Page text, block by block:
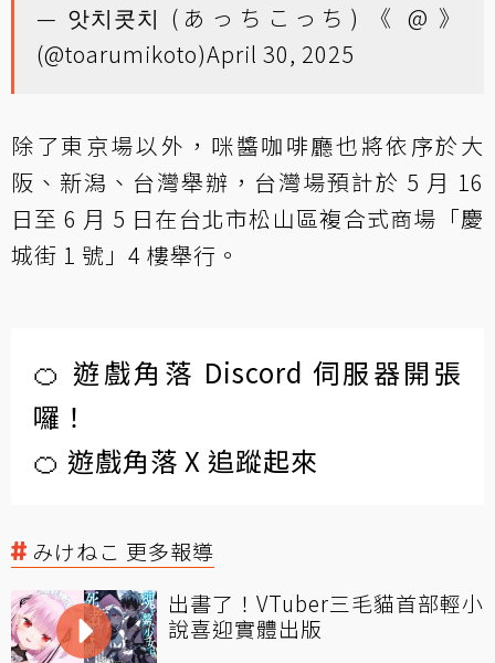
— 앗치콧치 (あっちこっち) 《 @ 》
(@toarumikoto)April 30, 2025
除了東京場以外，咪醬咖啡廳也將依序於大
阪、新潟、台灣舉辦，台灣場預計於 5 月 16
日至 6 月 5 日在台北市松山區複合式商場「慶
城街 1 號」4 樓舉行。
🍊 遊戲角落 Discord 伺服器開張
囉！
🍊 遊戲角落 X 追蹤起來
みけねこ 更多報導
出書了！VTuber三毛貓首部輕小
說喜迎實體出版